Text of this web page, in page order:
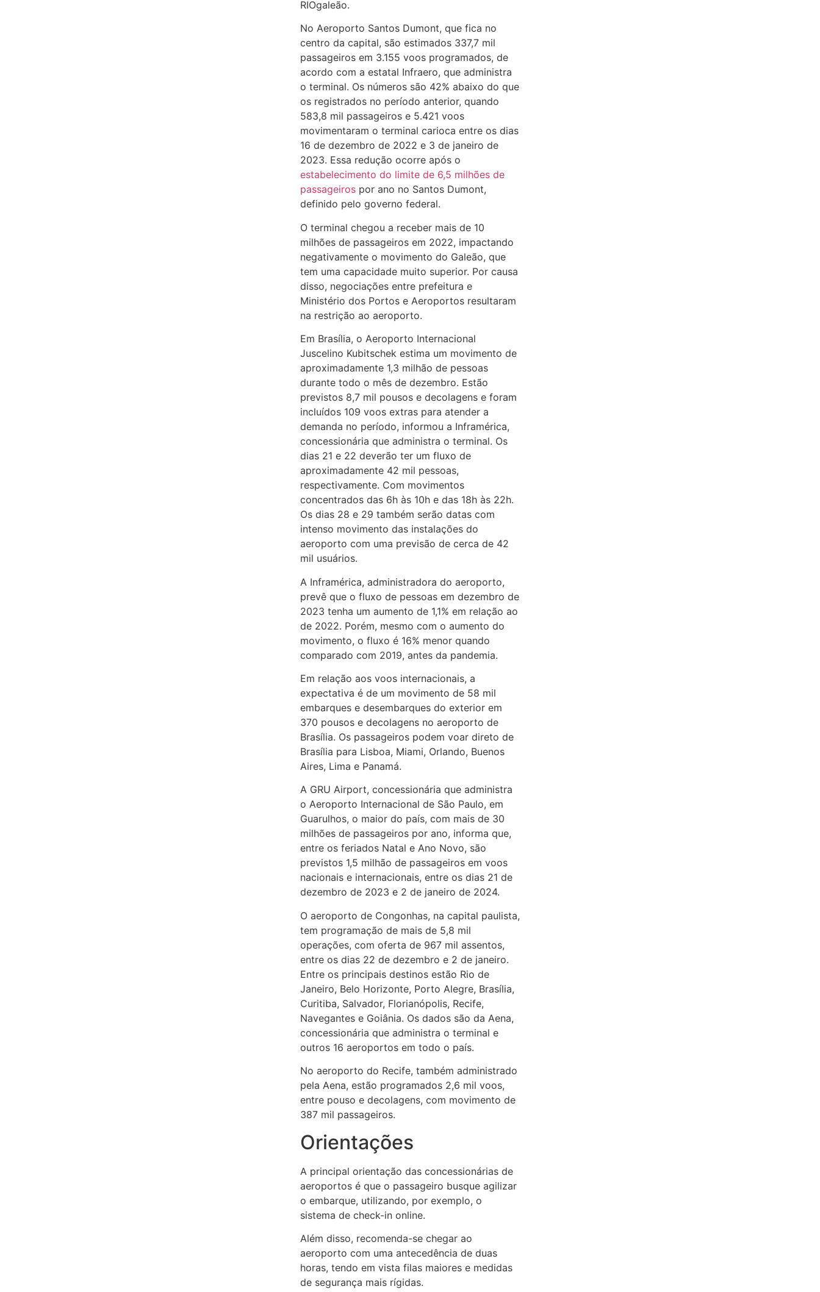
RIOgaleão.
No Aeroporto Santos Dumont, que fica no
centro da capital, são estimados 337,7 mil
passageiros em 3.155 voos programados, de
acordo com a estatal Infraero, que administra
o terminal. Os números são 42% abaixo do que
os registrados no período anterior, quando
583,8 mil passageiros e 5.421 voos
movimentaram o terminal carioca entre os dias
16 de dezembro de 2022 e 3 de janeiro de
2023. Essa redução ocorre após o
estabelecimento do limite de 6,5 milhões de
passageirospor ano no Santos Dumont,
definido pelo governo federal.
O terminal chegou a receber mais de 10
milhões de passageiros em 2022, impactando
negativamente o movimento do Galeão, que
tem uma capacidade muito superior. Por causa
disso, negociações entre prefeitura e
Ministério dos Portos e Aeroportos resultaram
na restrição ao aeroporto.
Em Brasília, o Aeroporto Internacional
Juscelino Kubitschek estima um movimento de
aproximadamente 1,3 milhão de pessoas
durante todo o mês de dezembro. Estão
previstos 8,7 mil pousos e decolagens e foram
incluídos 109 voos extras para atender a
demanda no período, informou a Inframérica,
concessionária que administra o terminal. Os
dias 21 e 22 deverão ter um fluxo de
aproximadamente 42 mil pessoas,
respectivamente. Com movimentos
concentrados das 6h às 10h e das 18h às 22h.
Os dias 28 e 29 também serão datas com
intenso movimento das instalações do
aeroporto com uma previsão de cerca de 42
mil usuários.
A Inframérica, administradora do aeroporto,
prevê que o fluxo de pessoas em dezembro de
2023 tenha um aumento de 1,1% em relação ao
de 2022. Porém, mesmo com o aumento do
movimento, o fluxo é 16% menor quando
comparado com 2019, antes da pandemia.
Em relação aos voos internacionais, a
expectativa é de um movimento de 58 mil
embarques e desembarques do exterior em
370 pousos e decolagens no aeroporto de
Brasília. Os passageiros podem voar direto de
Brasília para Lisboa, Miami, Orlando, Buenos
Aires, Lima e Panamá.
A GRU Airport, concessionária que administra
o Aeroporto Internacional de São Paulo, em
Guarulhos, o maior do país, com mais de 30
milhões de passageiros por ano, informa que,
entre os feriados Natal e Ano Novo, são
previstos 1,5 milhão de passageiros em voos
nacionais e internacionais, entre os dias 21 de
dezembro de 2023 e 2 de janeiro de 2024.
O aeroporto de Congonhas, na capital paulista,
tem programação de mais de 5,8 mil
operações, com oferta de 967 mil assentos,
entre os dias 22 de dezembro e 2 de janeiro.
Entre os principais destinos estão Rio de
Janeiro, Belo Horizonte, Porto Alegre, Brasília,
Curitiba, Salvador, Florianópolis, Recife,
Navegantes e Goiânia. Os dados são da Aena,
concessionária que administra o terminal e
outros 16 aeroportos em todo o país.
No aeroporto do Recife, também administrado
pela Aena, estão programados 2,6 mil voos,
entre pouso e decolagens, com movimento de
387 mil passageiros.
Orientações
A principal orientação das concessionárias de
aeroportos é que o passageiro busque agilizar
o embarque, utilizando, por exemplo, o
sistema de check-in online.
Além disso, recomenda-se chegar ao
aeroporto com uma antecedência de duas
horas, tendo em vista filas maiores e medidas
de segurança mais rígidas.